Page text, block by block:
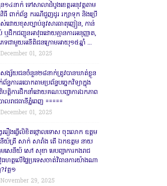
១៤នាក់ ទៅសាលាដំបូងខេត្តឣនុវត្តតាម
ធី ពាក់ព័ន្ធ ករណីជួញដូរ រក្សាទុក និងប្រើ
ស់ដោយខុសច្បាប់នូវសារធាតុញៀន, កាន់
ឬដឹកជញ្ជូនអាវុធដោយគ្មានការអនុញ្ញាត,
េទជាមួយអនីតិជនក្រោមអាយុ១៥ឆ្នាំ ...
December 01, 2025
ង្ស័យជនចំនួន២៨នាក់ត្រូវបានឃាត់ខ្លួន
ន្ធការឆបោកតាមប្រព័ន្ធបច្ចេកវិទ្យាក្នុង
បត្តិការដឹកនាំដោយគណៈបញ្ជាការឯកភាព
បាលរាជធានីភ្នំពេញ ‎=====
December 01, 2025
ែររឿងធ្វើលិខិតថ្កោលទោស ចុះលោក ឧត្តម
យ៍ត្រី សាក់ សារាំង តើ ឯកឧត្តម នាយ
មសេនីយ៍ សៅ សុខា មេបញ្ជាការកងរាជ
ធហត្ថលើផ្ទៃប្រទេសចាត់វិធានការយ៉ាងណា
វគ្គ១
November 29, 2025